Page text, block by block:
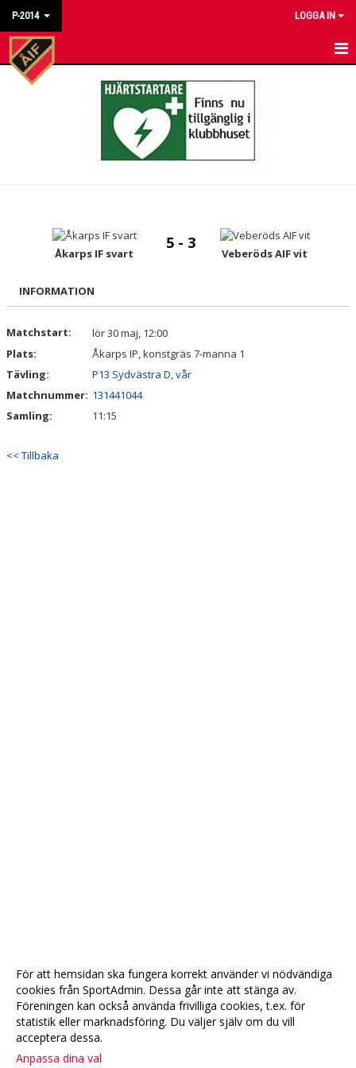
P-2014 LOGGA IN
HEM
BILDGALLERI
DOKUMENT
Åkarps IF svart
5 - 3
Veberöds AIF vit
INFORMATION
Matchstart:
lör 30 maj, 12:00
Plats:
Åkarps IP, konstgräs 7-manna 1
Tävling:
P13 Sydvästra D, vår
Matchnummer: 131441044
Samling:
11:15
<< Tillbaka
För att hemsidan ska fungera korrekt använder vi nödvändiga
cookies från SportAdmin. Dessa går inte att stänga av.
Föreningen kan också använda frivilliga cookies, t.ex. för
statistik eller marknadsföring. Du väljer själv om du vill
acceptera dessa.
Anpassa dina val